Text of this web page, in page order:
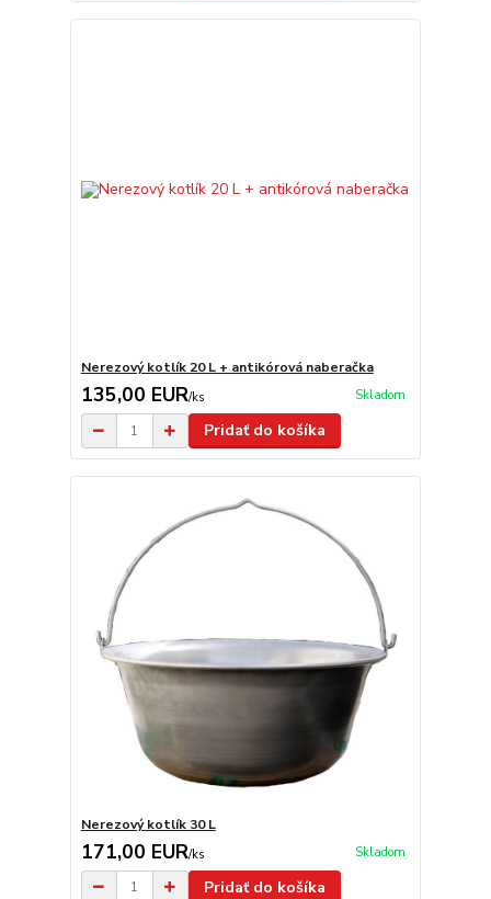
Nerezový kotlík 20 L + antikórová naberačka
135,00 EUR/ks Skladom
Pridať do košíka
Nerezový kotlík 30 L
171,00 EUR/ks Skladom
Pridať do košíka